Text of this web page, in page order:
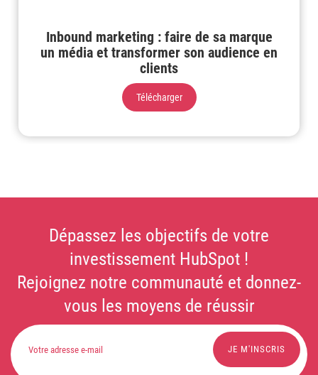
Inbound marketing : faire de sa marque
un média et transformer son audience en
clients
Télécharger
Dépassez les objectifs de votre
investissement HubSpot !
Rejoignez notre communauté et donnez-
vous les moyens de réussir